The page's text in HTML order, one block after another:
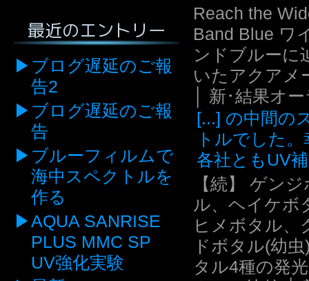
最近のエントリー
ブログ遅延のご報
告2
ブログ遅延のご報
告
ブルーフィルムで
海中スペクトルを
作る
AQUA SANRISE
PLUS MMC SP
UV強化実験
Reach the
Band Blue ワ
ンドブルーに
いたアクアメ
│ 新･結果オ
[...] の中間の
トルでした
各社ともUV
【続】 ゲン
ル、ヘイケボ
ヒメボタル、
ドボタル(幼
タル4種の発